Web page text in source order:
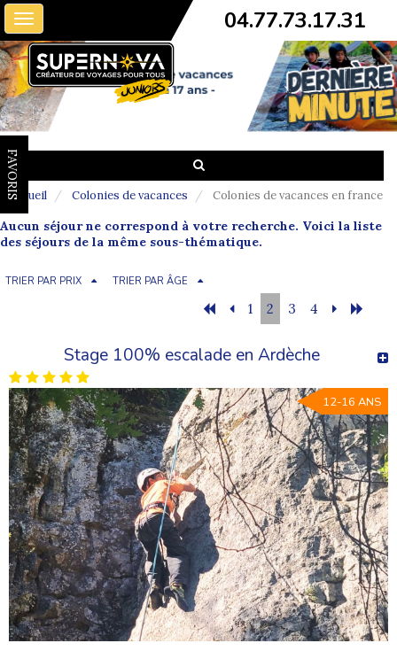
Toggle
navigation
04.77.73.17.31
FAVORIS
Accueil Colonies de vacances Colonies de vacances en france
Aucun séjour ne correspond à votre recherche. Voici la liste
des séjours de la même sous-thématique.
TRIER PAR PRIX TRIER PAR ÂGE
1 2 3 4
Stage 100% escalade en Ardèche
12-16 ANS